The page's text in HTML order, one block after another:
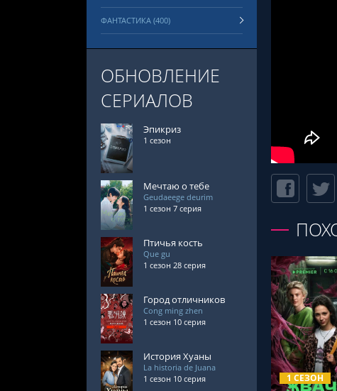
1 СЕЗОН
СМОТРЕТЬ
ФАНТАСТИКА (400)
ОБНОВЛЕНИЕ
СЕРИАЛОВ
Эпикриз
1 сезон
Мечтаю о тебе
Geudaeege deurim
1 сезон 7 серия
Птичья кость
Que gu
1 сезон 28 серия
Город отличников
Cong ming zhen
1 сезон 10 серия
История Хуаны
La historia de Juana
1 сезон 10 серия